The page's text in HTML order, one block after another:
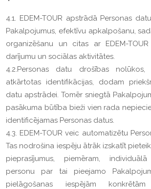
4.1. EDEM-TOUR apstrādā Personas
Pakalpojumus, efektīvu apkalpošanu,
organizēšanu un citas ar EDEM-
darījumu un sociālas aktivitātes.
4.2.Personas datu drošības
atkārtotas identifikācijas, dodam
datu apstrādei. Tomēr sniegtā
pasākuma būtība bieži vien rada
identificējamas Personas datus.
4.3. EDEM-TOUR veic automatizētu
Tas nodrošina iespēju ātrāk izskatīt
pieprasījumus, piemēram,
personu par tai pieejamo
pielāgošanas iespējām